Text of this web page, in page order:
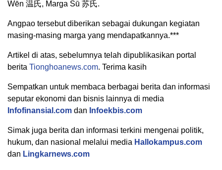
Wēn 温氏, Marga Sū 苏氏.
Angpao tersebut diberikan sebagai dukungan kegiatan
masing-masing marga yang mendapatkannya.***
Artikel di atas, sebelumnya telah dipublikasikan portal
berita Tionghoanews.com. Terima kasih
Sempatkan untuk membaca berbagai berita dan informasi
seputar ekonomi dan bisnis lainnya di media
Infofinansial.com dan Infoekbis.com
Simak juga berita dan informasi terkini mengenai politik,
hukum, dan nasional melalui media Hallokampus.com
dan Lingkarnews.com